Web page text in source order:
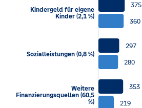
Kindergeld für eigene
Kinder (2,1 %)
Sozialleistungen (0,8 %)
Weitere
Finanzierungsquellen (60,5
%)
375
297
353
360
280
219